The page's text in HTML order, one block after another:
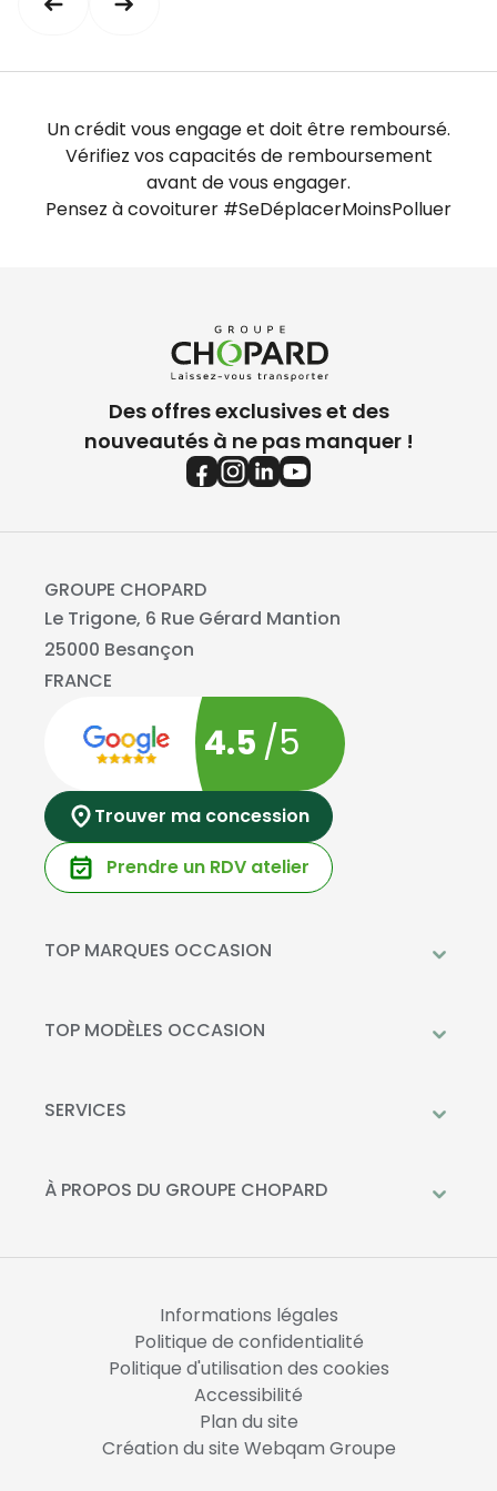
Un crédit vous engage et doit être remboursé.
Vérifiez vos capacités de remboursement
avant de vous engager.
Pensez à covoiturer #SeDéplacerMoinsPolluer
Des offres exclusives et des
nouveautés à ne pas manquer !
GROUPE CHOPARD
Le Trigone, 6 Rue Gérard Mantion
25000 Besançon
FRANCE
4.5 /5
Trouver ma concession
Prendre un RDV atelier
TOP MARQUES OCCASION
Mercedes-Benz
Kia
TOP MODÈLES OCCASION
Peugeot 208
SERVICES
Livraison à domicile
La Recharge Chopard
À PROPOS DU GROUPE CHOPARD
Nos concessions
Nous rejoindre
Informations légales
Politique de confidentialité
Politique d'utilisation des cookies
Accessibilité
Plan du site
Création du site Webqam Groupe